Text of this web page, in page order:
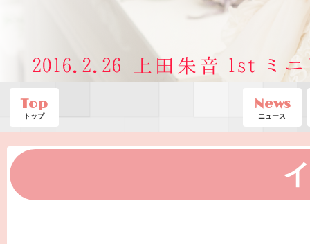
Top
トップ
News
ニュース